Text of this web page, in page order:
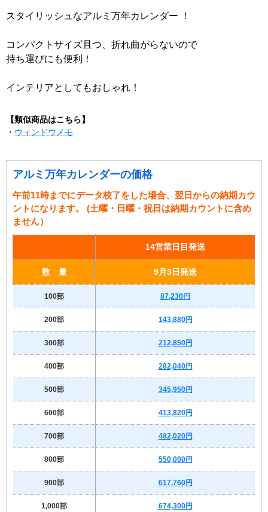
スタイリッシュなアルミ万年カレンダー ！
コンパクトサイズ且つ、折れ曲がらないので
持ち運びにも便利！
インテリアとしてもおしゃれ！
【類似商品はこちら】
・ ウィンドウメモ
アルミ万年カレンダーの価格
午前11時までにデータ校了をした場合、翌日からの納期カウ
ントになります。 (土曜・日曜・祝日は納期カウントに含め
ません）
14営業日目発送
数 量 9月3日発送
100部 87,230円
200部 143,880円
300部 212,850円
400部 282,040円
500部 345,950円
600部 413,820円
700部 482,020円
800部 550,000円
900部 617,760円
1,000部 674,300円